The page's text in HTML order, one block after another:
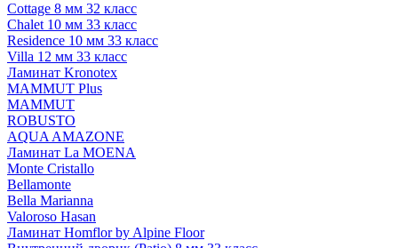
Cottage 8 мм 32 класс
Chalet 10 мм 33 класс
Residence 10 мм 33 класс
Villa 12 мм 33 класс
Ламинат Kronotex
MAMMUT Plus
MAMMUT
ROBUSTO
AQUA AMAZONE
Ламинат La MOENA
Monte Cristallo
Bellamonte
Bella Marianna
Valoroso Hasan
Ламинат Homflor by Alpine Floor